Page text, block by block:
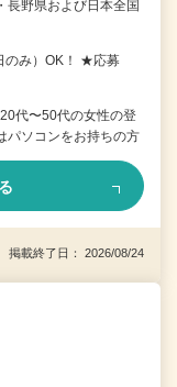
野県および日本全国
のみ）OK！ ★応募
代〜50代の女性の登
ソコンをお持ちの方
載終了日： 2026/08/24